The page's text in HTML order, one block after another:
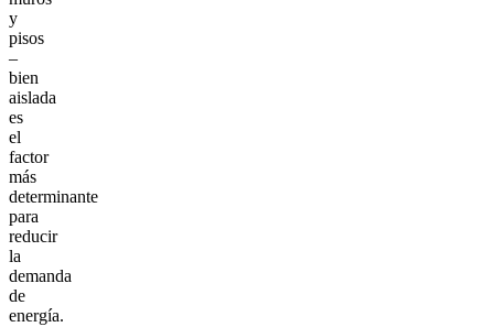
y
pisos
–
bien
aislada
es
el
factor
más
determinante
para
reducir
la
demanda
de
energía.